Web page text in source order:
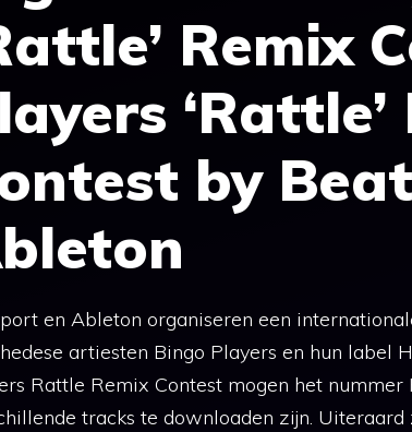
Remix
‘Rattle’
by
en Ableton organiseren een
artiesten Bingo Players en hun label
Rattle Remix Contest mogen het
tracks te downloaden zijn.